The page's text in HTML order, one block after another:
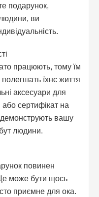
подарунок,
ви
працюють, тому їм
їхнє життя
аксесуари для
або сертифікат на
вашу
людини.
повинен
може бути щось
приємне для ока.